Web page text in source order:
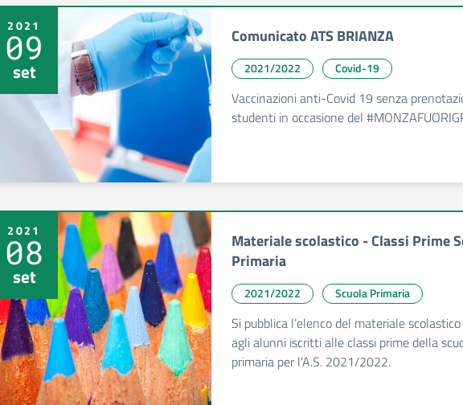
2021
09
set
Comunicato ATS BRIANZA
2021/2022 Covid-19
Vaccinazioni anti-Covid 19 senza
studenti in occasione del
2021
08
set
Materiale scolastico - Classi Prime
Primaria
2021/2022 Scuola Primaria
Si pubblica l’elenco del materiale
agli alunni iscritti alle classi prime della
primaria per l'A.S. 2021/2022.